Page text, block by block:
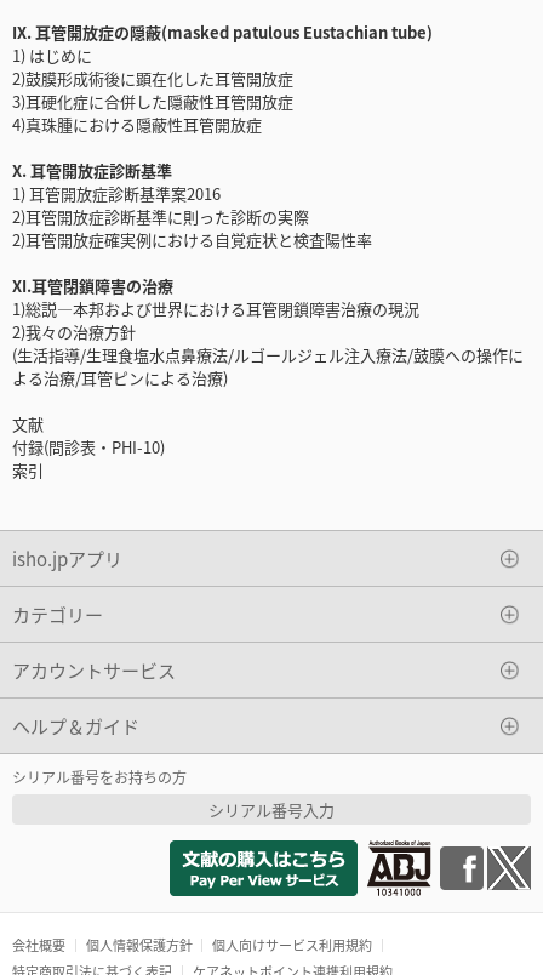
IX. 耳管開放症の隠蔽(masked patulous Eustachian tube)
1) はじめに
2)鼓膜形成術後に顕在化した耳管開放症
3)耳硬化症に合併した隠蔽性耳管開放症
4)真珠腫における隠蔽性耳管開放症
X. 耳管開放症診断基準
1) 耳管開放症診断基準案2016
2)耳管開放症診断基準に則った診断の実際
2)耳管開放症確実例における自覚症状と検査陽性率
XI.耳管閉鎖障害の治療
1)総説―本邦および世界における耳管閉鎖障害治療の現況
2)我々の治療方針
(生活指導/生理食塩水点鼻療法/ルゴールジェル注入療法/鼓膜への操作に
よる治療/耳管ピンによる治療)
文献
付録(問診表・PHI-10)
索引
isho.jpアプリ
カテゴリー
アカウントサービス
ヘルプ＆ガイド
シリアル番号をお持ちの方
シリアル番号入力
会社概要 個人情報保護方針
個人向けサービス利用規約